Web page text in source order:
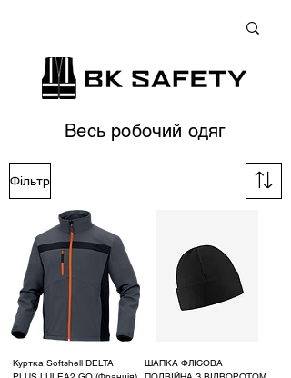
Весь робочий одяг
Фільтр
Куртка Softshell DELTA
ШАПКА ФЛІСОВА